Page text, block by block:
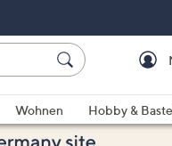
Wohnen Hobby &